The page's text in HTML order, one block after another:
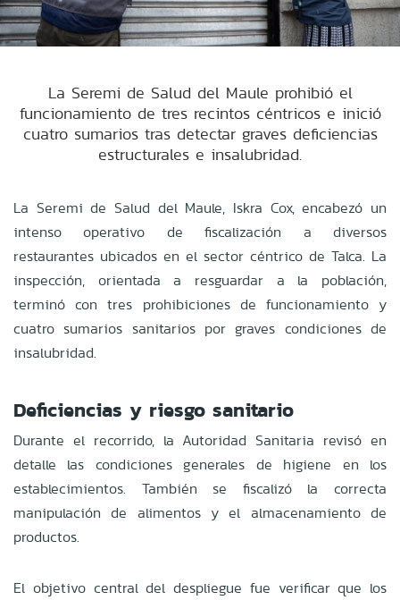
La Seremi de Salud del Maule prohibió el
funcionamiento de tres recintos céntricos e inició
cuatro sumarios tras detectar graves deficiencias
estructurales e insalubridad.
La Seremi de Salud del Maule, Iskra Cox, encabezó un
intenso operativo de fiscalización a diversos
restaurantes ubicados en el sector céntrico de Talca. La
inspección, orientada a resguardar a la población,
terminó con tres prohibiciones de funcionamiento y
cuatro sumarios sanitarios por graves condiciones de
insalubridad.
Deficiencias y riesgo sanitario
Durante el recorrido, la Autoridad Sanitaria revisó en
detalle las condiciones generales de higiene en los
establecimientos. También se fiscalizó la correcta
manipulación de alimentos y el almacenamiento de
productos.
El objetivo central del despliegue fue verificar que los